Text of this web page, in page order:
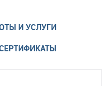
И УСЛУГИ